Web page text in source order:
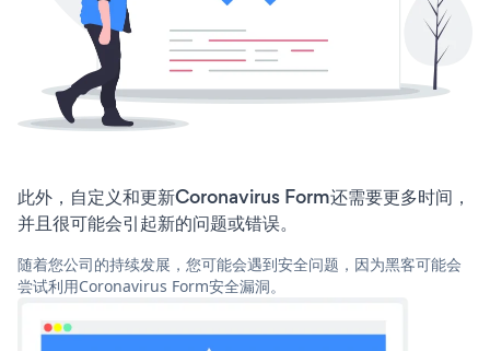
此外，自定义和更新Coronavirus Form还需要更多时间，
并且很可能会引起新的问题或错误。
随着您公司的持续发展，您可能会遇到安全问题，因为黑客可能会
尝试利用Coronavirus Form安全漏洞。